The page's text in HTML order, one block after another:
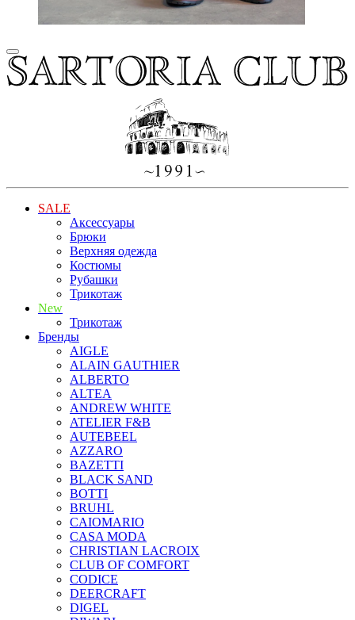
SALE
Аксессуары
Брюки
Верхняя одежда
Костюмы
Рубашки
Трикотаж
New
Трикотаж
Бренды
AIGLE
ALAIN GAUTHIER
ALBERTO
ALTEA
ANDREW WHITE
ATELIER F&B
AUTEBEEL
AZZARO
BAZETTI
BLACK SAND
BOTTI
BRUHL
CAIOMARIO
CASA MODA
CHRISTIAN LACROIX
CLUB OF COMFORT
CODICE
DEERCRAFT
DIGEL